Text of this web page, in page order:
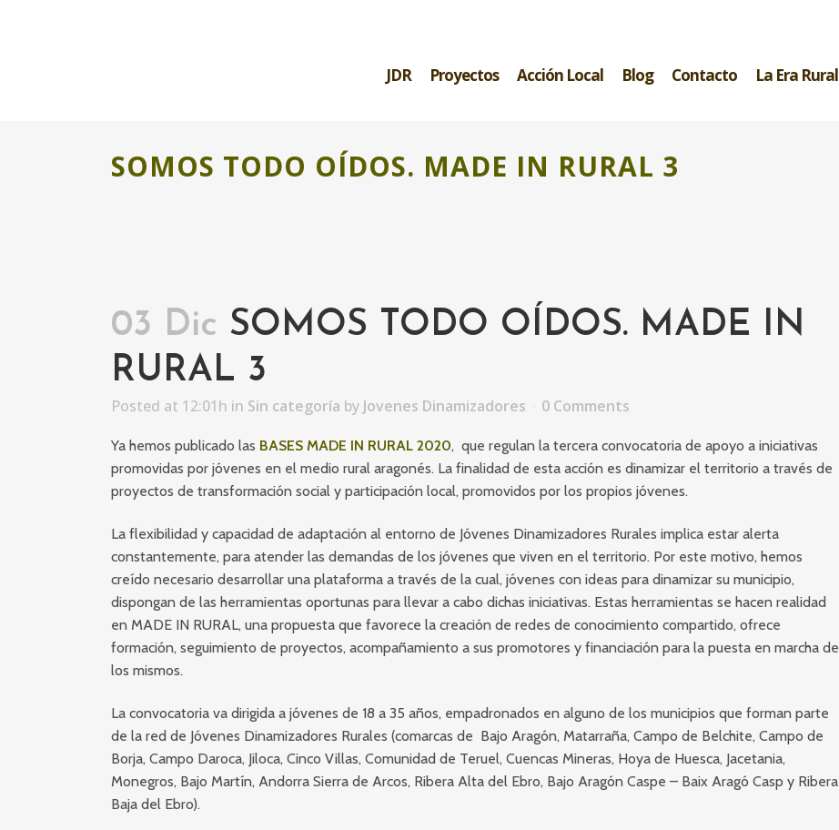
JDR Proyectos Acción Local Blog Contacto La Era Rural
SOMOS TODO OÍDOS. MADE IN RURAL 3
03 Dic SOMOS TODO OÍDOS. MADE IN
RURAL 3
Posted at 12:01h in Sin categoría by Jovenes Dinamizadores 0 Comments
Ya hemos publicado las BASES MADE IN RURAL 2020, que regulan la tercera convocatoria de apoyo a iniciativas
promovidas por jóvenes en el medio rural aragonés. La finalidad de esta acción es dinamizar el territorio a través de
proyectos de transformación social y participación local, promovidos por los propios jóvenes.
La flexibilidad y capacidad de adaptación al entorno de Jóvenes Dinamizadores Rurales implica estar alerta
constantemente, para atender las demandas de los jóvenes que viven en el territorio. Por este motivo, hemos
creído necesario desarrollar una plataforma a través de la cual, jóvenes con ideas para dinamizar su municipio,
dispongan de las herramientas oportunas para llevar a cabo dichas iniciativas. Estas herramientas se hacen realidad
en MADE IN RURAL, una propuesta que favorece la creación de redes de conocimiento compartido, ofrece
formación, seguimiento de proyectos, acompañamiento a sus promotores y financiación para la puesta en marcha de
los mismos.
La convocatoria va dirigida a jóvenes de 18 a 35 años, empadronados en alguno de los municipios que forman parte
de la red de Jóvenes Dinamizadores Rurales (comarcas de Bajo Aragón, Matarraña, Campo de Belchite, Campo de
Borja, Campo Daroca, Jiloca, Cinco Villas, Comunidad de Teruel, Cuencas Mineras, Hoya de Huesca, Jacetania,
Monegros, Bajo Martín, Andorra Sierra de Arcos, Ribera Alta del Ebro, Bajo Aragón Caspe – Baix Aragó Casp y Ribera
Baja del Ebro).